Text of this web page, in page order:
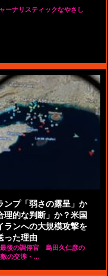
ーナリスティックなやさし
ンプ「弱さの露呈」か
理的な判断」か？米国
ランへの大規模攻撃を
った理由
最後の調停官 島田久仁彦の
敵の交渉・…